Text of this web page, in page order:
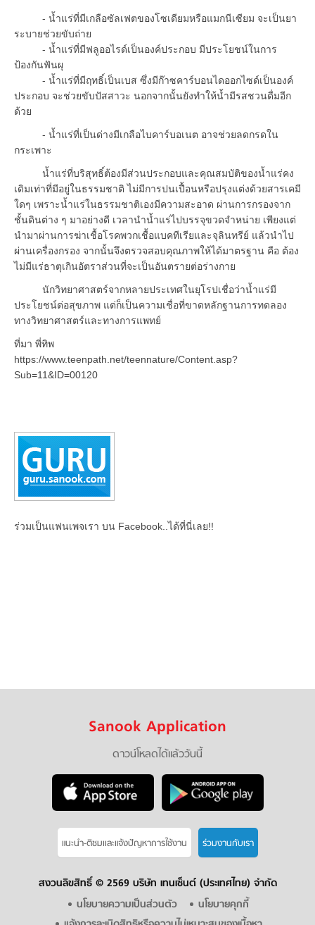
- น้ำแร่ที่มีเกลือซัลเฟตของโซเดียมหรือแมกนีเซียม จะเป็นยา
ระบายช่วยขับถ่าย
- น้ำแร่ที่มีฟลูออไรด์เป็นองค์ประกอบ มีประโยชน์ในการ
ป้องกันฟันผุ
- น้ำแร่ที่มีฤทธิ์เป็นเบส ซึ่งมีก๊าซคาร์บอนไดออกไซด์เป็นองค์
ประกอบ จะช่วยขับปัสสาวะ นอกจากนั้นยังทำให้น้ำมีรสชวนดื่มอีก
ด้วย
- น้ำแร่ที่เป็นด่างมีเกลือไบคาร์บอเนต อาจช่วยลดกรดใน
กระเพาะ
น้ำแร่ที่บริสุทธิ์ต้องมีส่วนประกอบและคุณสมบัติของน้ำแร่คง
เดิมเท่าที่มีอยู่ในธรรมชาติ ไม่มีการปนเปื้อนหรือปรุงแต่งด้วยสารเคมี
ใดๆ เพราะน้ำแร่ในธรรมชาติเองมีความสะอาด ผ่านการกรองจาก
ชั้นดินต่าง ๆ มาอย่างดี เวลานำน้ำแร่ไปบรรจุขวดจำหน่าย เพียงแต่
นำมาผ่านการฆ่าเชื้อโรคพวกเชื้อแบคทีเรียและจุลินทรีย์ แล้วนำไป
ผ่านเครื่องกรอง จากนั้นจึงตรวจสอบคุณภาพให้ได้มาตรฐาน คือ ต้อง
ไม่มีแร่ธาตุเกินอัตราส่วนที่จะเป็นอันตรายต่อร่างกาย
นักวิทยาศาสตร์จากหลายประเทศในยุโรปเชื่อว่าน้ำแร่มี
ประโยชน์ต่อสุขภาพ แต่ก็เป็นความเชื่อที่ขาดหลักฐานการทดลอง
ทางวิทยาศาสตร์และทางการแพทย์
ที่มา พี่ทิพ
https://www.teenpath.net/teennature/Content.asp?
Sub=11&ID=00120
ร่วมเป็นแฟนเพจเรา บน Facebook..ได้ที่นี่เลย!!
Sanook Application
ดาวน์โหลดได้แล้ววันนี้
แนะนำ-ติชมเเละแจ้งปัญหาการใช้งาน ร่วมงานกับเรา
สงวนลิขสิทธิ์ © 2569 บริษัท เทนเซ็นต์ (ประเทศไทย) จำกัด
นโยบายความเป็นส่วนตัว
นโยบายคุกกี้